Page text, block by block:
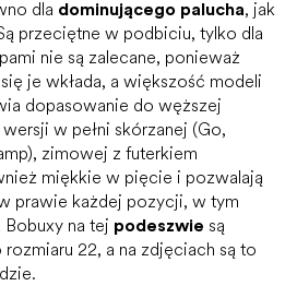
dla dominującego palucha, jak
przeciętne w podbiciu, tylko dla
nie są zalecane, ponieważ
je wkłada, a większość modeli
dopasowanie do węższej
w pełni skórzanej (Go,
zimowej z futerkiem
miękkie w pięcie i pozwalają
prawie każdej pozycji, w tym
na tej podeszwie są
22, a na zdjęciach są to